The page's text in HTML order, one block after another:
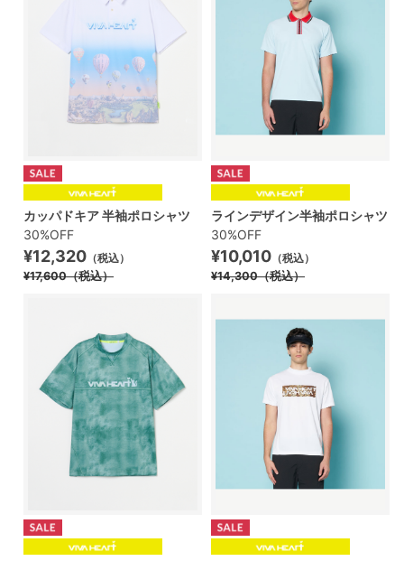
カッパドキア 半袖ポロシャツ
30%OFF
¥12,320 （税込）
¥17,600（税込）
ラインデザイン半袖ポロシャツ
30%OFF
¥10,010 （税込）
¥14,300（税込）